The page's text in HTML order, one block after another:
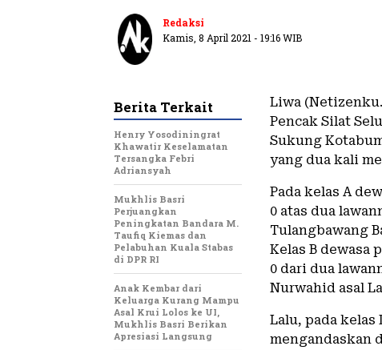
Redaksi
Kamis, 8 April 2021 - 19:16 WIB
Liwa
Pencak Silat
Sukung
yang dua kali
Pada kelas A
0 atas dua
Tulangbawang
Kelas B dewasa
0 dari dua
Nurwahid asal
Lalu, pada kelas
mengandaskan
Berita Terkait
Henry Yosodiningrat
Khawatir Keselamatan
Tersangka Febri
Adriansyah
Mukhlis Basri
Perjuangkan
Peningkatan Bandara M.
Taufiq Kiemas dan
Pelabuhan Kuala Stabas
di DPR RI
Anak Kembar dari
Keluarga Kurang Mampu
Asal Krui Lolos ke UI,
Mukhlis Basri Berikan
Apresiasi Langsung